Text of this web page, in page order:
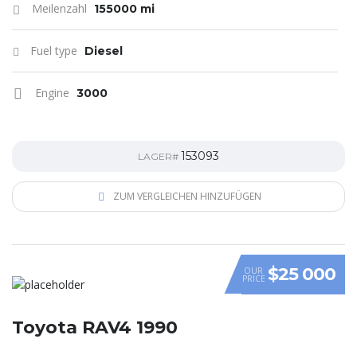
Meilenzahl 155000 mi
Fuel type Diesel
Engine 3000
LAGER# 153093
ZUM VERGLEICHEN HINZUFÜGEN
OUR
PRICE $25 000
Toyota RAV4 1990